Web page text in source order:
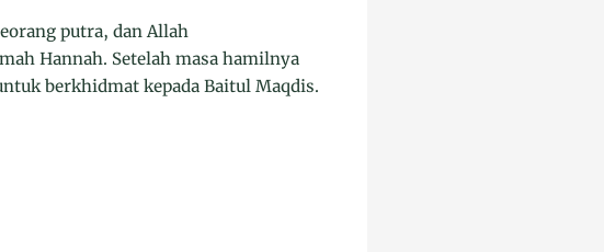
putra, dan Allah
Hannah. Setelah masa hamilnya
berkhidmat kepada Baitul Maqdis.